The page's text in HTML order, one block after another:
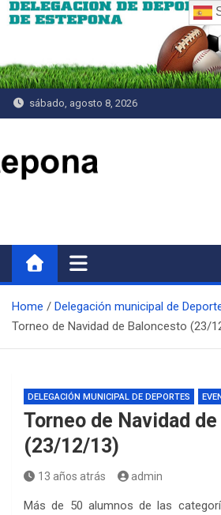
Saltar
sábado, agosto 8, 2026
Home
Delegación municipal de
Torneo de Navidad de Baloncesto (23/
DELEGACIÓN MUNICIPAL DE DEPORTES
Torneo de Navidad
(23/12/13)
13 años atrás admin
Más de 50 alumnos de las